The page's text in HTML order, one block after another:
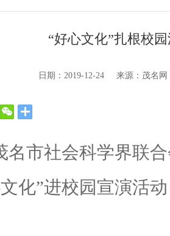
“好心文化”扎根校
日期：2019-12-24 来源：茂名
名市社会科学界联
化”进校园宣演活动